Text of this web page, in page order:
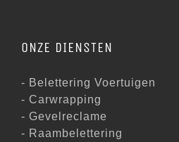
ONZE DIENSTEN
- Belettering Voertuigen
- Carwrapping
- Gevelreclame
- Raambelettering